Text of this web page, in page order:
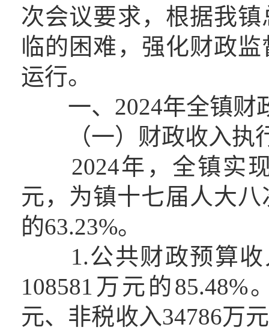
次会议要求，根据我
临的困难，强化财政
运行。
一、2024年全镇财
（一）财政收入执
2024年，全镇实现
元，为镇十七届人大
的63.23%。
1.公共财政预算收
108581万元的
元、非税收入34786万